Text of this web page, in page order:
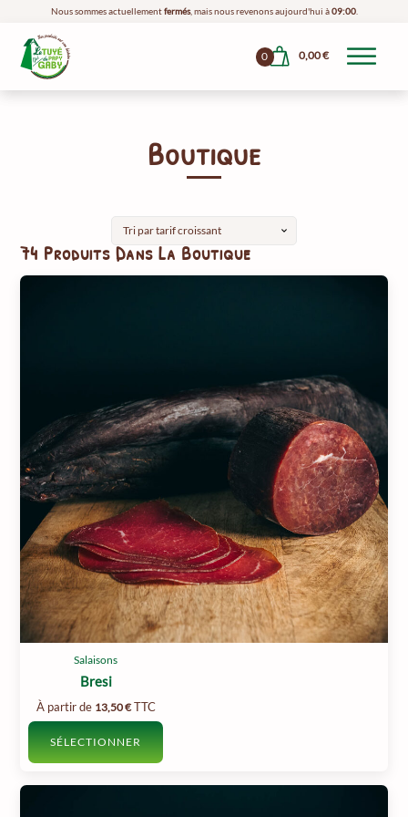
Nous sommes actuellementfermés, mais nous revenons aujourd'hui à09:00.
0,00€
0
Boutique
74 Produits Dans La Boutique
Salaisons
Bresi
À partir de 13,50€ TTC
SÉLECTIONNER
produit